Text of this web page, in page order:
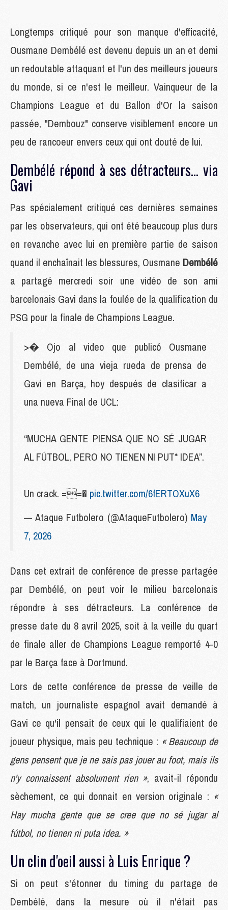
Longtemps critiqué pour son manque d'efficacité,
Ousmane Dembélé est devenu depuis un an et demi
un redoutable attaquant et l'un des meilleurs joueurs
du monde, si ce n'est le meilleur. Vainqueur de la
Champions League et du Ballon d'Or la saison
passée, "Dembouz" conserve visiblement encore un
peu de rancoeur envers ceux qui ont douté de lui.
Dembélé répond à ses détracteurs... via
Gavi
Pas spécialement critiqué ces dernières semaines
par les observateurs, qui ont été beaucoup plus durs
en revanche avec lui en première partie de saison
quand il enchaînait les blessures, Ousmane Dembélé
a partagé mercredi soir une vidéo de son ami
barcelonais Gavi dans la foulée de la qualification du
PSG pour la finale de Champions League.
>� Ojo al video que publicó Ousmane
Dembélé, de una vieja rueda de prensa de
Gavi en Barça, hoy después de clasificar a
una nueva Final de UCL:
“MUCHA GENTE PIENSA QUE NO SÉ JUGAR
AL FÚTBOL, PERO NO TIENEN NI PUT* IDEA”.
Un crack. ==� pic.twitter.com/6fERTOXuX6
— Ataque Futbolero (@AtaqueFutbolero) May
7, 2026
Dans cet extrait de conférence de presse partagée
par Dembélé, on peut voir le milieu barcelonais
répondre à ses détracteurs. La conférence de
presse date du 8 avril 2025, soit à la veille du quart
de finale aller de Champions League remporté 4-0
par le Barça face à Dortmund.
Lors de cette conférence de presse de veille de
match, un journaliste espagnol avait demandé à
Gavi ce qu'il pensait de ceux qui le qualifiaient de
joueur physique, mais peu technique : « Beaucoup de
gens pensent que je ne sais pas jouer au foot, mais ils
n'y connaissent absolument rien », avait-il répondu
sèchement, ce qui donnait en version originale : «
Hay mucha gente que se cree que no sé jugar al
fútbol, no tienen ni puta idea. »
Un clin d'oeil aussi à Luis Enrique ?
Si on peut s'étonner du timing du partage de
Dembélé, dans la mesure où il n'était pas